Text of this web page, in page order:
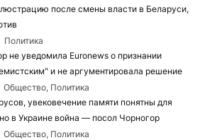
после смены власти в Беларуси,
Политика
не уведомила Euronews о признании
и не аргументировала решение
Общество, Политика
увековечение памяти понятны для
в Украине война — посол Чорногор
Общество, Политика